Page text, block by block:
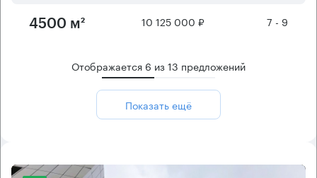
4500 м² 10 125 000 ₽ 7 - 9
Отображается 6 из13 предложений
Показать ещё